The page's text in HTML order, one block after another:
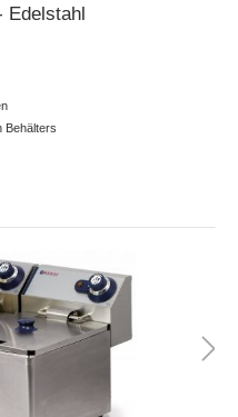
Edelstahl
Behälters